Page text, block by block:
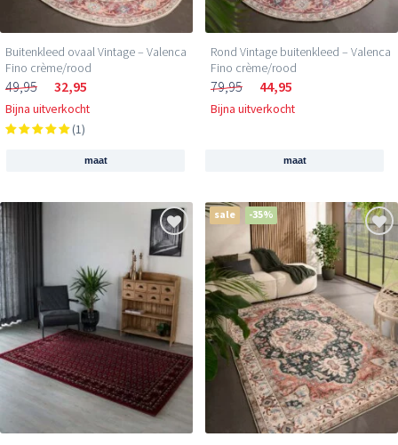
Buitenkleed ovaal Vintage – Valenca
Fino crème/rood
49,95 32,95
Bijna uitverkocht
(1)
maat
Rond Vintage buitenkleed – Valenca
Fino crème/rood
79,95 44,95
Bijna uitverkocht
maat
sale -35%